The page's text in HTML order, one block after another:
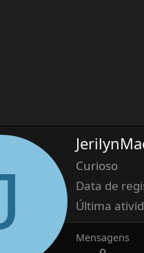
Curioso
Data de
Última
Mensagens